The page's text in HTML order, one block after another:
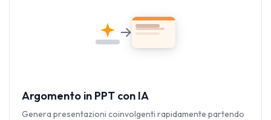
Argomento in PPT con IA
Genera presentazioni coinvolgenti rapidamente partendo